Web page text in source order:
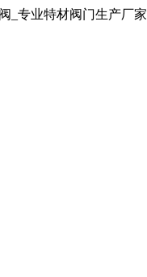
_专业特材阀门生产厂家